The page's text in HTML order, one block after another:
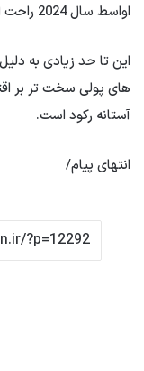
اواسط سال 2024 راحت است.
این تا حد زیادی به
های پولی سخت تر بر
آستانه رکود است.
انتهای پیام/